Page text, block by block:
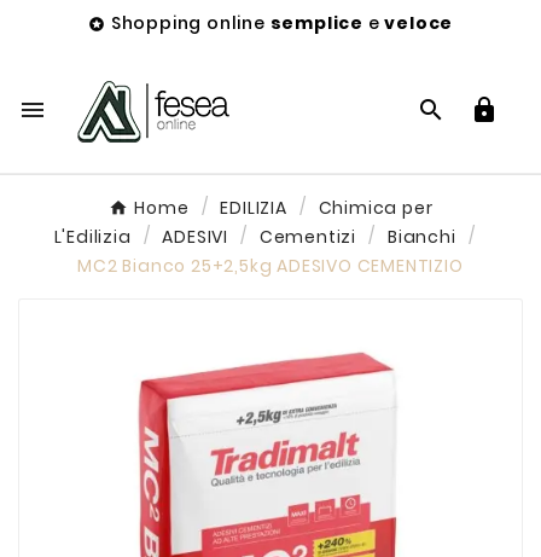
 Shopping online semplice eveloce
  
Home EDILIZIA
Chimica per
L'Edilizia
ADESIVI Cementizi
Bianchi
MC2 Bianco 25+2,5kg ADESIVO CEMENTIZIO